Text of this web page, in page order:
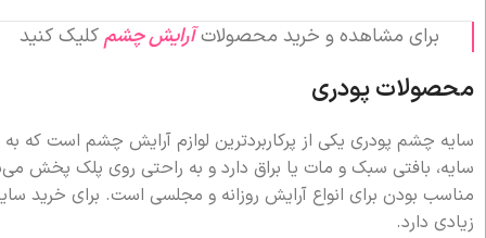
برای مشاهده و خرید محصولاتآرایش چشمکلیک کنید
محصولات پودری
سایه چشم پودری یکی از پرکاربردترین لوازم آرایش چشم است که
سایه، بافتی سبک و مات یا براق دارد و به راحتی روی پلک پخش
مناسب بودن برای انواع آرایش روزانه و مجلسی است. برای خرید
زیادی دارد.